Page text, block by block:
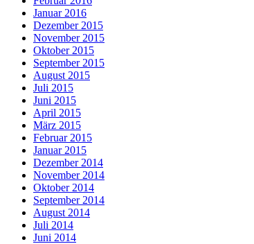
Januar 2016
Dezember 2015
November 2015
Oktober 2015
September 2015
August 2015
Juli 2015
Juni 2015
April 2015
März 2015
Februar 2015
Januar 2015
Dezember 2014
November 2014
Oktober 2014
September 2014
August 2014
Juli 2014
Juni 2014